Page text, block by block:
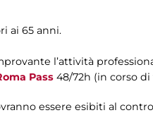
ai 65 anni.
l’attività
Pass 48/72h (in corso di
essere esibiti al